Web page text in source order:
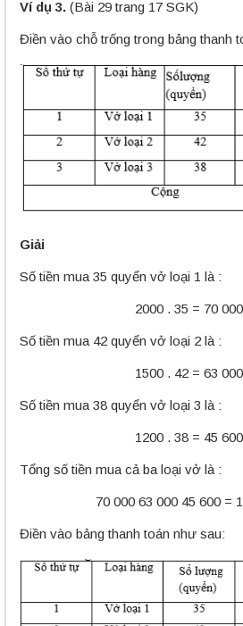
Ví dụ 3. (Bài 29 trang 17 SGK)
Điền vào chỗ trống trong bảng thanh
Giải
Số tiền mua 35 quyển vở loại 1 là :
2000 . 35 = 70
Số tiền mua 42 quyển vở loại 2 là :
1500 . 42 = 63
Số tiền mua 38 quyển vở loại 3 là :
1200 . 38 = 45
Tổng số tiền mua cả ba loại vở là :
70 000 63 000 45 600 =
Điền vào bảng thanh toán như sau: